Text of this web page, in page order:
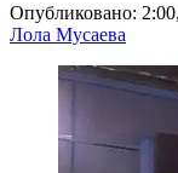
Опубликовано:
Лола Мусаева